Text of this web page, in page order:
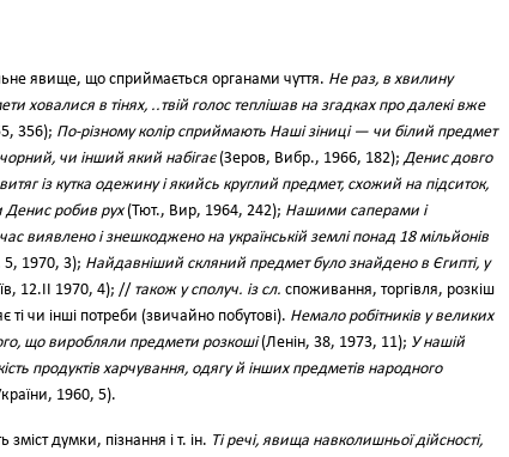
явище, що сприймається органами чуття. Не раз, в хвилину
ховалися в тінях, ..твій голос теплішав на згадках про далекі вже
356); По-різному колір сприймають Наші зіниці — чи білий предмет
чи інший який набігає(Зеров, Вибр., 1966, 182);Денис довго
із кутка одежину і якийсь круглий предмет, схожий на підситок,
Денис робив рух(Тют., Вир, 1964, 242); Нашими саперами і
виявлено і знешкоджено на українській землі понад 18 мільйонів
5, 1970, 3); Найдавніший скляний предмет було знайдено в Єгипті, у
12.II 1970, 4); // також у сполуч. із сл. споживання, торгівля, розкіш
чи інші потреби (звичайно побутові). Немало робітників у великих
що виробляли предмети розкоші(Ленін, 38, 1973, 11); У нашій
продуктів харчування, одягу й інших предметів народного
1960, 5).
думки, пізнання і т. ін. Ті речі, явища навколишньої дійсності,